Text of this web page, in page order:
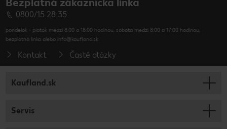
0800/15 28 35
pondelok - piatok medzi 8:00 a 18:00 hodinou, sobota medzi 8:00 a 17:00 hodinou,
bezplatná linka alebo info@kaufland.sk
Kontakt Časté otázky
Kaufland.sk
Servis